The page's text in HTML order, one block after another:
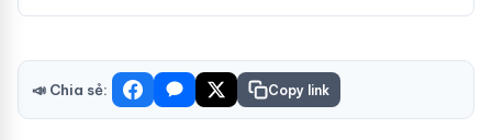
📣 Chia sẻ: Copy link